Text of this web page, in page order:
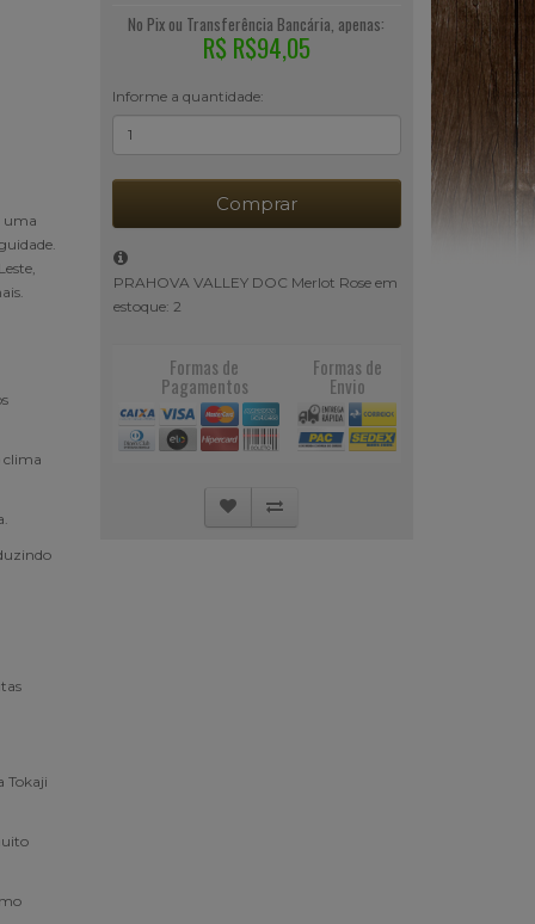
uma
clima
Tokaji
No Pix ou Transferência Bancária, apenas:
R$ R$94,05
Informe a quantidade:
Comprar
PRAHOVA VALLEY DOC Merlot Rose em
estoque: 2
Formas de
Pagamentos
Formas de
Envio